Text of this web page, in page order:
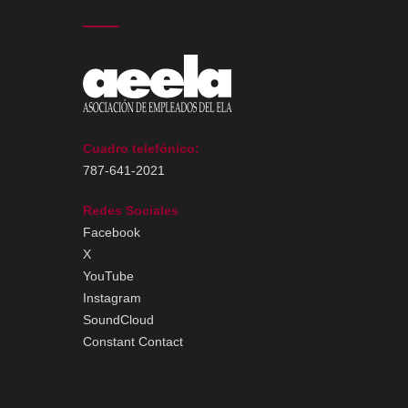
Cuadro telefónico:
787-641-2021
Redes Sociales
Facebook
X
YouTube
Instagram
SoundCloud
Constant Contact